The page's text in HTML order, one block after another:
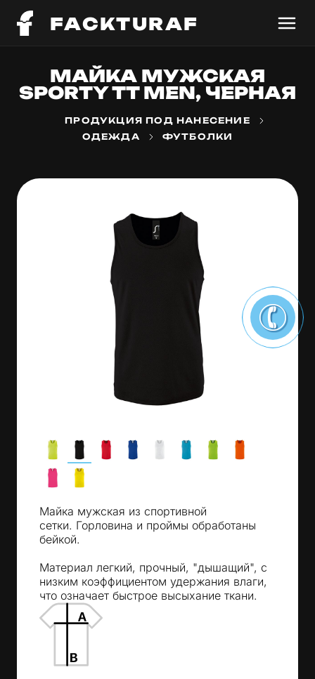
FACKTURAF
МАЙКА МУЖСКАЯ
SPORTY TT MEN, ЧЕРНАЯ
ПРОДУКЦИЯ ПОД НАНЕСЕНИЕ
ОДЕЖДА
ФУТБОЛКИ
Майка мужская из спортивной
сетки. Горловина и проймы обработаны
бейкой.
Материал легкий, прочный, "дышащий", с
низким коэффициентом удержания влаги,
что означает быстрое высыхание ткани.